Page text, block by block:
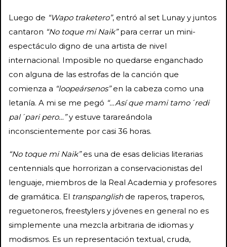
Luego de “Wapo traketero”, entró al set Lunay y juntos
cantaron “No toque mi Naik”para cerrar un mini-
espectáculo digno de una artista de nivel
internacional. Imposible no quedarse enganchado
con alguna de las estrofas de la canción que
comienza a “loopeársenos”en la cabeza como una
letanía. A mi se me pegó “…Así que mami tamo´redi
pal´pari pero…”y estuve tarareándola
inconscientemente por casi 36 horas.
“No toque mi Naik”es una de esas delicias literarias
centennials que horrorizan a conservacionistas del
lenguaje, miembros de la Real Academia y profesores
de gramática. El transpanglish de raperos, traperos,
reguetoneros, freestylers y jóvenes en general no es
simplemente una mezcla arbitraria de idiomas y
modismos. Es un representación textual, cruda,